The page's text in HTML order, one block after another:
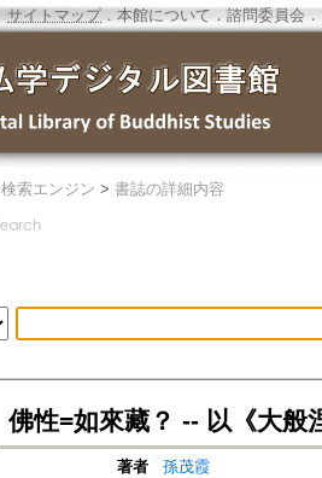
サイトマップ．本館について ． 諮問委員会 ．
検索エンジン > 書誌の詳細内容
佛性=如來藏？ -- 以《大般
著者
孫茂霞